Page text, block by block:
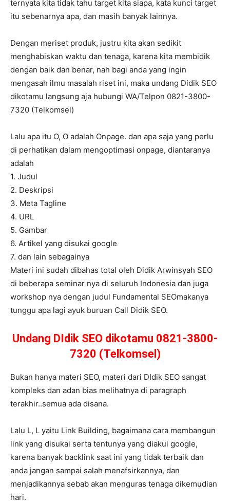
ternyata kita tidak tahu target kita siapa, kata kunci target
itu sebenarnya apa, dan masih banyak lainnya.
Dengan meriset produk, justru kita akan sedikit
menghabiskan waktu dan tenaga, karena kita membidik
dengan baik dan benar, nah bagi anda yang ingin
mengasah ilmu masalah riset ini, maka undang Didik SEO
dikotamu langsung aja hubungi WA/Telpon 0821-3800-
7320 (Telkomsel)
Lalu apa itu O, O adalah Onpage. dan apa saja yang perlu
di perhatikan dalam mengoptimasi onpage, diantaranya
adalah
1. Judul
2. Deskripsi
3. Meta Tagline
4. URL
5. Gambar
6. Artikel yang disukai google
7. dan lain sebagainya
Materi ini sudah dibahas total oleh Didik Arwinsyah SEO
di beberapa seminar nya di seluruh Indonesia dan juga
workshop nya dengan judul Fundamental SEOmakanya
tunggu apa lagi ayuk buruan Call Didik SEO.
Undang DIdik SEO dikotamu 0821-3800-
7320 (Telkomsel)
Bukan hanya materi SEO, materi dari DIdik SEO sangat
kompleks dan adan bias melihatnya di paragraph
terakhir..semua ada disana.
Lalu L, L yaitu Link Building, bagaimana cara membangun
link yang disukai serta tentunya yang diakui google,
karena banyak backlink saat ini yang tidak terbaik dan
anda jangan sampai salah menafsirkannya, dan
menjadikannya sebab akan menguras tenaga dikemudian
hari.